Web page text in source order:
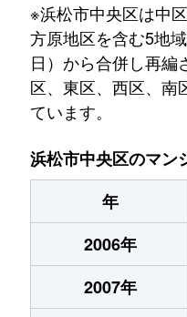
※浜松市中央区は中
方原地区を含む5地
日）から合併し再編
区、東区、西区、南
ています。
浜松市中央区のマン
年
2006年
2007年